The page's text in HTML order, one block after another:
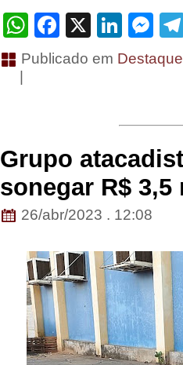
WhatsApp
Facebook
X
Publicado em
Grupo
sonegar R$
26/abr/2023 . 12:08